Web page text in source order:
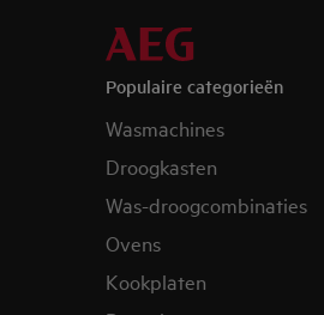
Populaire categorieën
Wasmachines
Droogkasten
Was-droogcombinaties
Ovens
Kookplaten